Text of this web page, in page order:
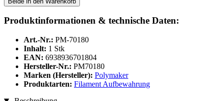
Produktinformationen & technische Daten:
Art.-Nr.: PM-70180
Inhalt: 1 Stk
EAN: 6938936701804
Hersteller-Nr.: PM70180
Marken (Hersteller): Polymaker
Produktarten: Filament Aufbewahrung